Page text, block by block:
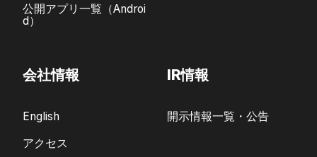
公開アプリ一覧（Androi
d）
会社情報
English
アクセス
IR情報
開示情報一覧・公告